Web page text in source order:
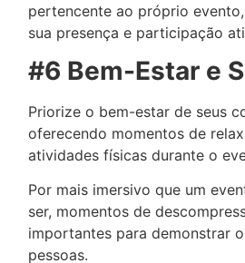
pertencente ao próprio
sua presença e participação
#6 Bem-Estar e
Priorize o bem-estar de seus
oferecendo momentos de
atividades físicas durante o
Por mais imersivo que um
ser, momentos de
importantes para demonstrar
pessoas.